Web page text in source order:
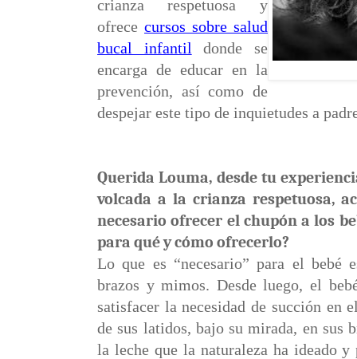
crianza respetuosa y
ofrece cursos sobre salud
bucal infantil
donde se
encarga de educar en la
prevención, así como de
despejar este tipo de inquietudes a
Querida Louma, desde tu
volcada a la crianza respetuosa,
necesario ofrecer el chupón a los
para qué y cómo ofrecerlo?
Lo que es “necesario” para el bebé
brazos y mimos. Desde luego, el
satisfacer la necesidad de succión en
de sus latidos, bajo su mirada, en sus
la leche que la naturaleza ha ideado